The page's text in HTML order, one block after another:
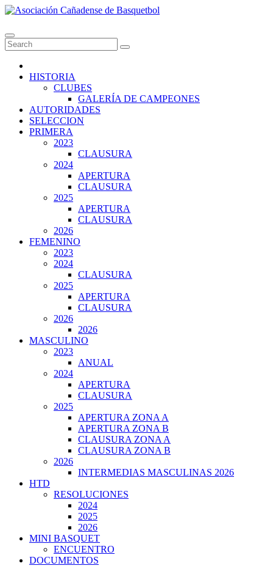
Skip
content
HISTORIA
CLUBES
GALERÍA DE CAMPEONES
AUTORIDADES
SELECCION
PRIMERA
2023
CLAUSURA
2024
APERTURA
CLAUSURA
2025
APERTURA
CLAUSURA
2026
FEMENINO
2023
2024
CLAUSURA
2025
APERTURA
CLAUSURA
2026
2026
MASCULINO
2023
ANUAL
2024
APERTURA
CLAUSURA
2025
APERTURA ZONA A
APERTURA ZONA B
CLAUSURA ZONA A
CLAUSURA ZONA B
2026
INTERMEDIAS MASCULINAS 2026
HTD
RESOLUCIONES
2024
2025
2026
MINI BASQUET
ENCUENTRO
DOCUMENTOS